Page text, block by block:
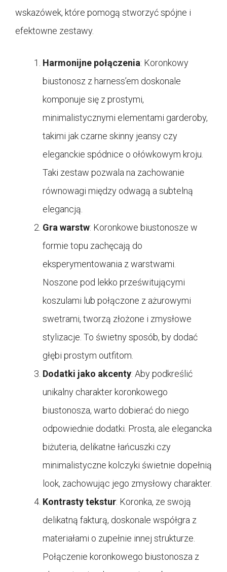
wskazówek, które pomogą stworzyć spójne i
efektowne zestawy.
Harmonijne połączenia: Koronkowy
biustonosz z harness’em doskonale
komponuje się z prostymi,
minimalistycznymi elementami garderoby,
takimi jak czarne skinny jeansy czy
eleganckie spódnice o ołówkowym kroju.
Taki zestaw pozwala na zachowanie
równowagi między odwagą a subtelną
elegancją.
Gra warstw: Koronkowe biustonosze w
formie topu zachęcają do
eksperymentowania z warstwami.
Noszone pod lekko prześwitującymi
koszulami lub połączone z ażurowymi
swetrami, tworzą złożone i zmysłowe
stylizacje. To świetny sposób, by dodać
głębi prostym outfitom.
Dodatki jako akcenty: Aby podkreślić
unikalny charakter koronkowego
biustonosza, warto dobierać do niego
odpowiednie dodatki. Prosta, ale elegancka
biżuteria, delikatne łańcuszki czy
minimalistyczne kolczyki świetnie dopełnią
look, zachowując jego zmysłowy charakter.
Kontrasty tekstur: Koronka, ze swoją
delikatną fakturą, doskonale współgra z
materiałami o zupełnie innej strukturze.
Połączenie koronkowego biustonosza z